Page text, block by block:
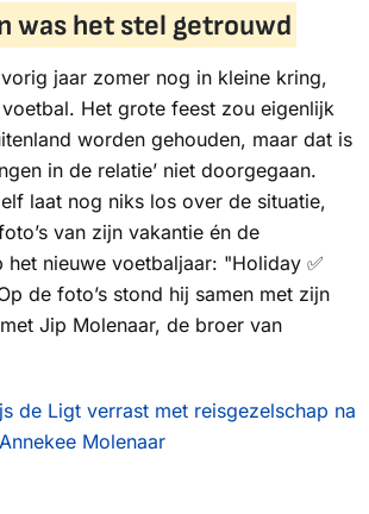
was het stel getrouwd
jaar zomer nog in kleine kring,
Het grote feest zou eigenlijk
worden gehouden, maar dat is
in de relatie’ niet doorgegaan.
laat nog niks los over de situatie,
van zijn vakantie én de
nieuwe voetbaljaar: "Holiday ✅
de foto’s stond hij samen met zijn
Jip Molenaar, de broer van
de Ligt verrast met reisgezelschap na
Molenaar